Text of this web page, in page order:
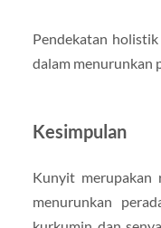
Pendekatan
dalam menurunkan
Kesimpulan
Kunyit merupakan
menurunkan